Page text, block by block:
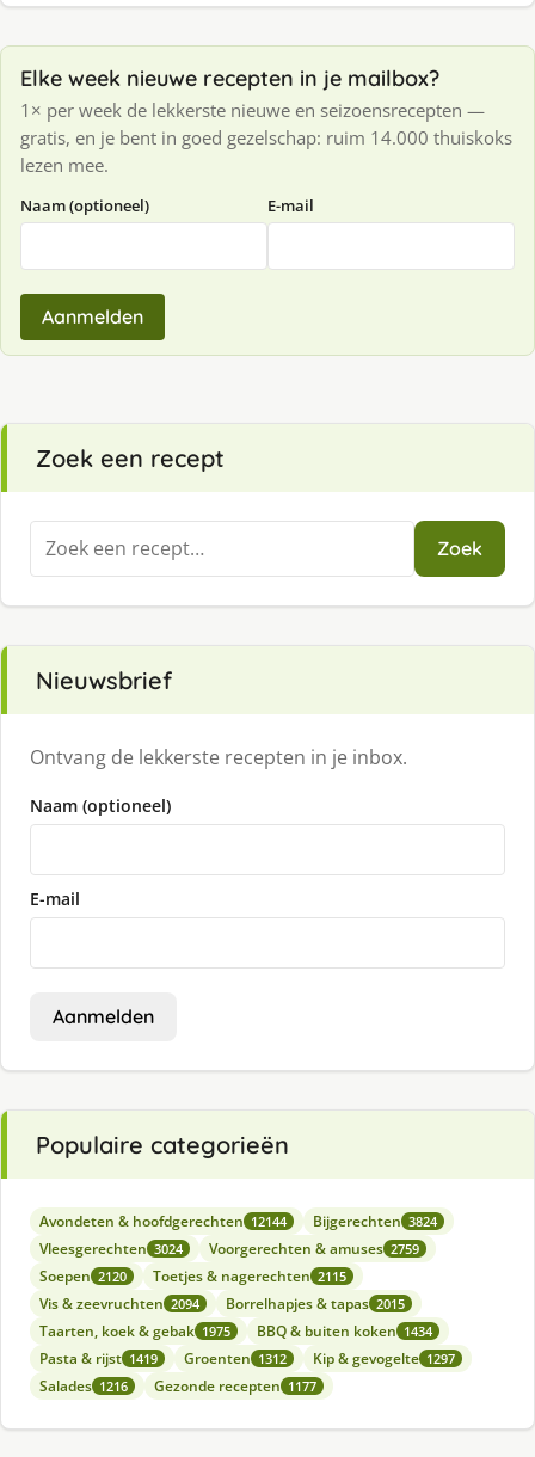
Elke week nieuwe recepten in je mailbox?
1× per week de lekkerste nieuwe en seizoensrecepten —
gratis, en je bent in goed gezelschap: ruim 14.000 thuiskoks
lezen mee.
Naam (optioneel) E-mail
Aanmelden
Zoek een recept
Zoeken
naar:
Zoek
Nieuwsbrief
Ontvang de lekkerste recepten in je inbox.
Naam (optioneel)
E-mail
Aanmelden
Populaire categorieën
Avondeten & hoofdgerechten 12144 Bijgerechten 3824
Vleesgerechten 3024 Voorgerechten & amuses 2759
Soepen 2120 Toetjes & nagerechten 2115
Vis & zeevruchten 2094 Borrelhapjes & tapas 2015
Taarten, koek & gebak 1975 BBQ & buiten koken 1434
Pasta & rijst 1419 Groenten 1312 Kip & gevogelte 1297
Salades 1216 Gezonde recepten 1177